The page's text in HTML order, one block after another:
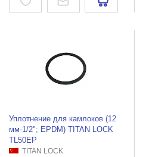
Уплотнение для камлоков (12
мм-1/2"; EPDM) TITAN LOCK
TL50EP
TITAN LOCK